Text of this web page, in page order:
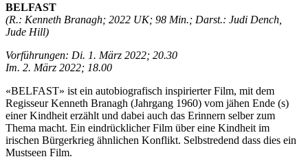
BELFAST
(R.: Kenneth Branagh; 2022 UK; 98 Min.; Darst.: Judi Dench,
Jude Hill)
Vorführungen: Di. 1. März 2022; 20.30
Im. 2. März 2022; 18.00
«BELFAST» ist ein autobiografisch inspirierter Film, mit dem
Regisseur Kenneth Branagh (Jahrgang 1960) vom jähen Ende (s)
einer Kindheit erzählt und dabei auch das Erinnern selber zum
Thema macht. Ein eindrücklicher Film über eine Kindheit im
irischen Bürgerkrieg ähnlichen Konflikt. Selbstredend dass dies ein
Mustseen Film.